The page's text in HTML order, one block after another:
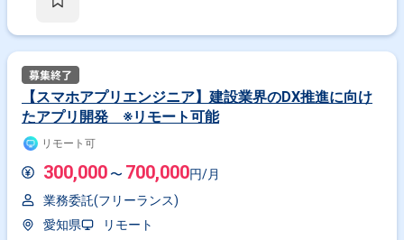
【スマホアプリエンジニア】建設業界のDX推進に向け
たアプリ開発 ※リモート可能
リモート可
300,000 〜 700,000円/月
業務委託(フリーランス)
愛知県
リモート